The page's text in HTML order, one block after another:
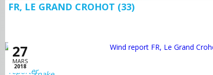
FR, LE GRAND CROHOT (33)
27
MARS
2018